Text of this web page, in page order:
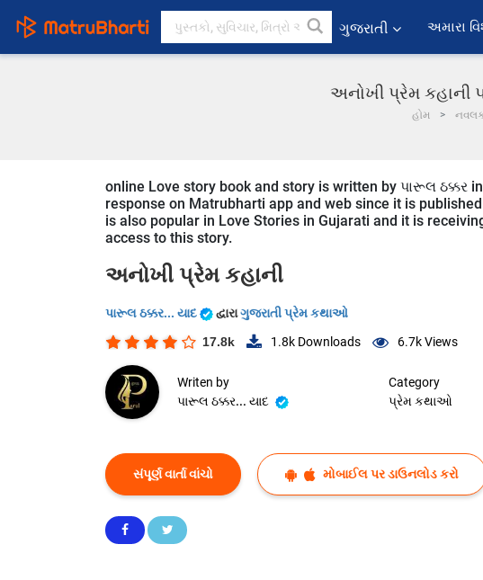
ગુજરાતી અમારા
અનોખી પ્રેમ કહાની
હોમ
online Love story book and story is written by પારૂલ ઠક્કર
response on Matrubharti app and web since it is
is also popular in Love Stories in Gujarati and it is
access to this story.
અનોખી પ્રેમ કહાની
પારૂલ ઠક્કર... યાદ દ્વારાગુજરાતી પ્રેમ કથાઓ
17.8k 1.8k Downloads 6.7kViews
Writen by
પારૂલ ઠક્કર... યાદ
Category
પ્રેમ કથાઓ
સંપૂર્ણ વાર્તા વાંચો મોબાઈલ પર ડાઉનલોડ કરો